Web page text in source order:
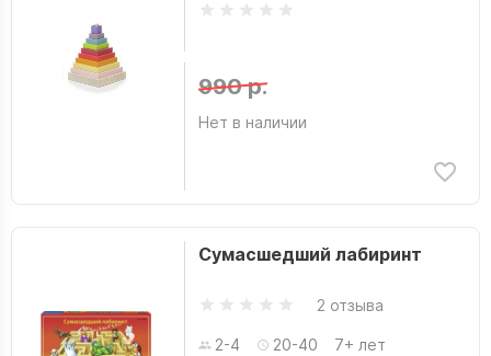
990 р.
Нет в наличии
Сумасшедший лабиринт
2 отзыва
2-4 20-40 7+ лет